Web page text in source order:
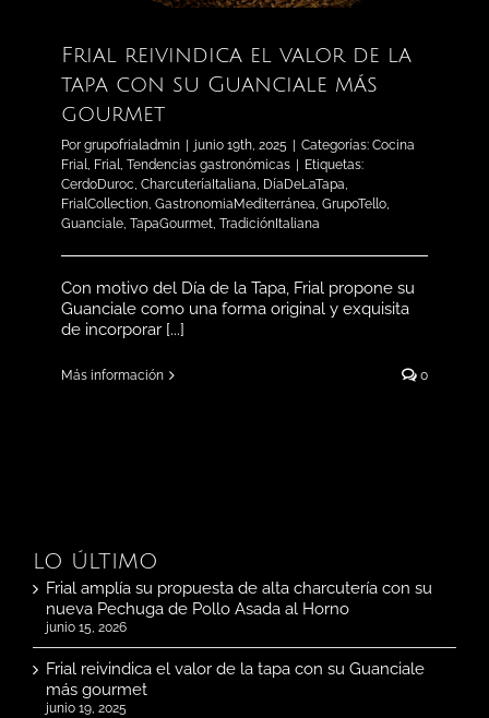
Frial reivindica el valor de la
tapa con su Guanciale más
gourmet
Por grupofrialadmin junio 19th, 2025 Categorías: Cocina
Frial, Frial, Tendencias gastronómicas
Etiquetas:
CerdoDuroc, CharcuteríaItaliana, DíaDeLaTapa,
FrialCollection, GastronomiaMediterránea, GrupoTello,
Guanciale, TapaGourmet, TradiciónItaliana
Con motivo del Día de la Tapa, Frial propone su
Guanciale como una forma original y exquisita
de incorporar [...]
Más información 0
LO ÚLTIMO
Frial amplía su propuesta de alta charcutería con su
nueva Pechuga de Pollo Asada al Horno
junio 15, 2026
Frial reivindica el valor de la tapa con su Guanciale
más gourmet
junio 19, 2025